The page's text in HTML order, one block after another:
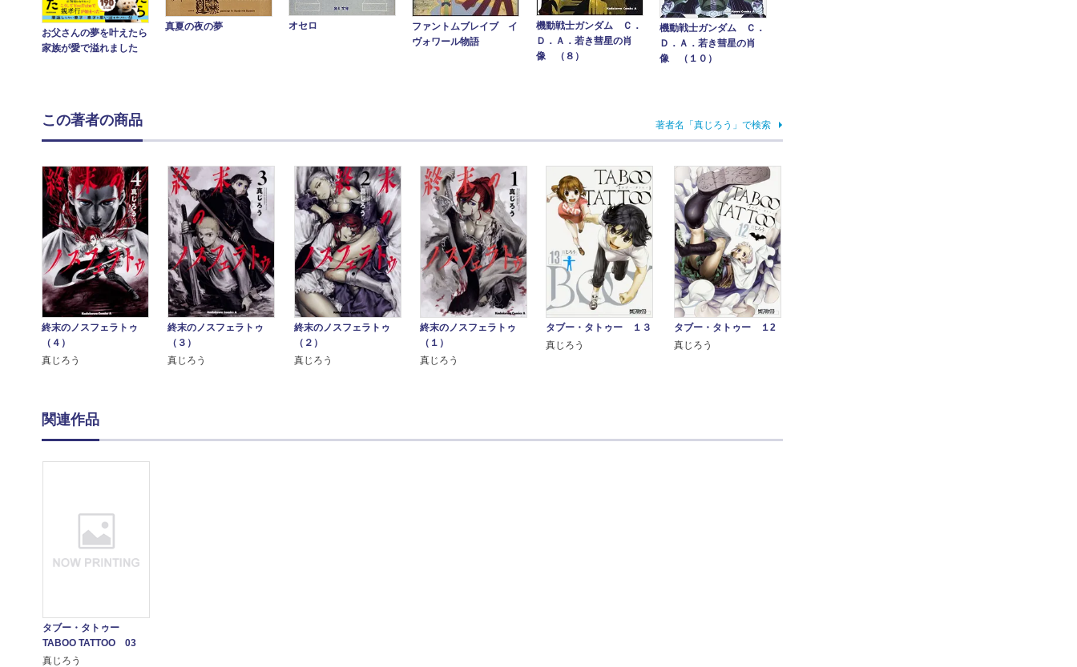
お父さんの夢を叶えたら
家族が愛で溢れました
真夏の夜の夢 オセロ
ファントムブレイブ イ
ヴォワール物語
機動戦士ガンダム Ｃ．
Ｄ．Ａ．若き彗星の肖
像 （８）
機動戦士ガンダム Ｃ．
Ｄ．Ａ．若き彗星の肖
像 （１０）
この著者の商品 著者名「真じろう」で検索
終末のノスフェラトゥ
（４）
真じろう
終末のノスフェラトゥ
（３）
真じろう
終末のノスフェラトゥ
（２）
真じろう
終末のノスフェラトゥ
（１）
真じろう
タブー・タトゥー １３
真じろう
タブー・タトゥー １2
真じろう
関連作品
タブー・タトゥー
TABOO TATTOO 03
真じろう